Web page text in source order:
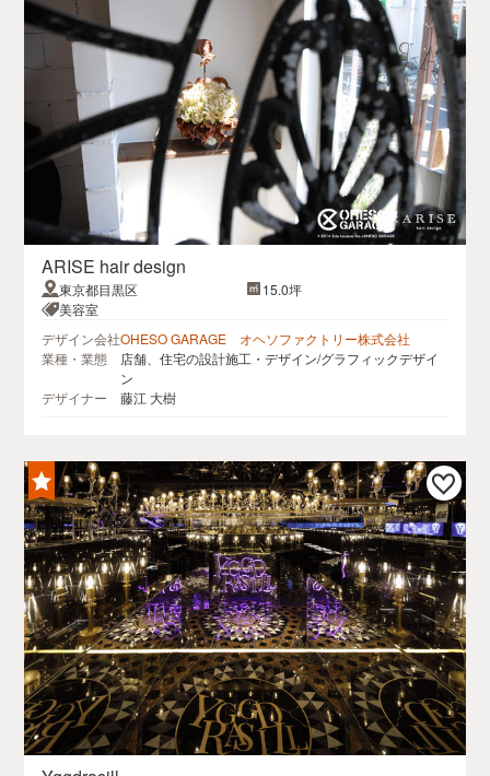
ARISE hair design
東京都目黒区
15.0坪
美容室
デザイン会社OHESO GARAGE オヘソファクトリー株式会社
業種・業態
店舗、住宅の設計施工・デザイン/グラフィックデザイ
ン
デザイナー
藤江 大樹